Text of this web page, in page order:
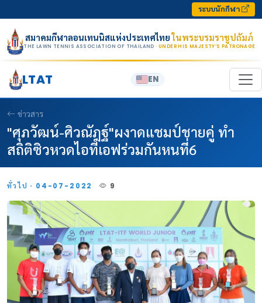
ระบบนักกีฬา
สมาคมกีฬาลอนเทนนิสแห่งประเทศไทยในพระบรมราชูปถัมภ์
THE LAWN TENNIS ASSOCIATION OF THAILAND · UNDER HIS MAJESTY’S PATRONAGE
LTAT EN
ข่าวสาร
"ศุภวัฒน์-ศิวณัฎฐ์"ผงาดแชมป์ชายคู่ ทำ
สถิติซิวหวดไอทีเอฟร่วมกันหนที่6
ทั่วไป · 04-07-2022 9